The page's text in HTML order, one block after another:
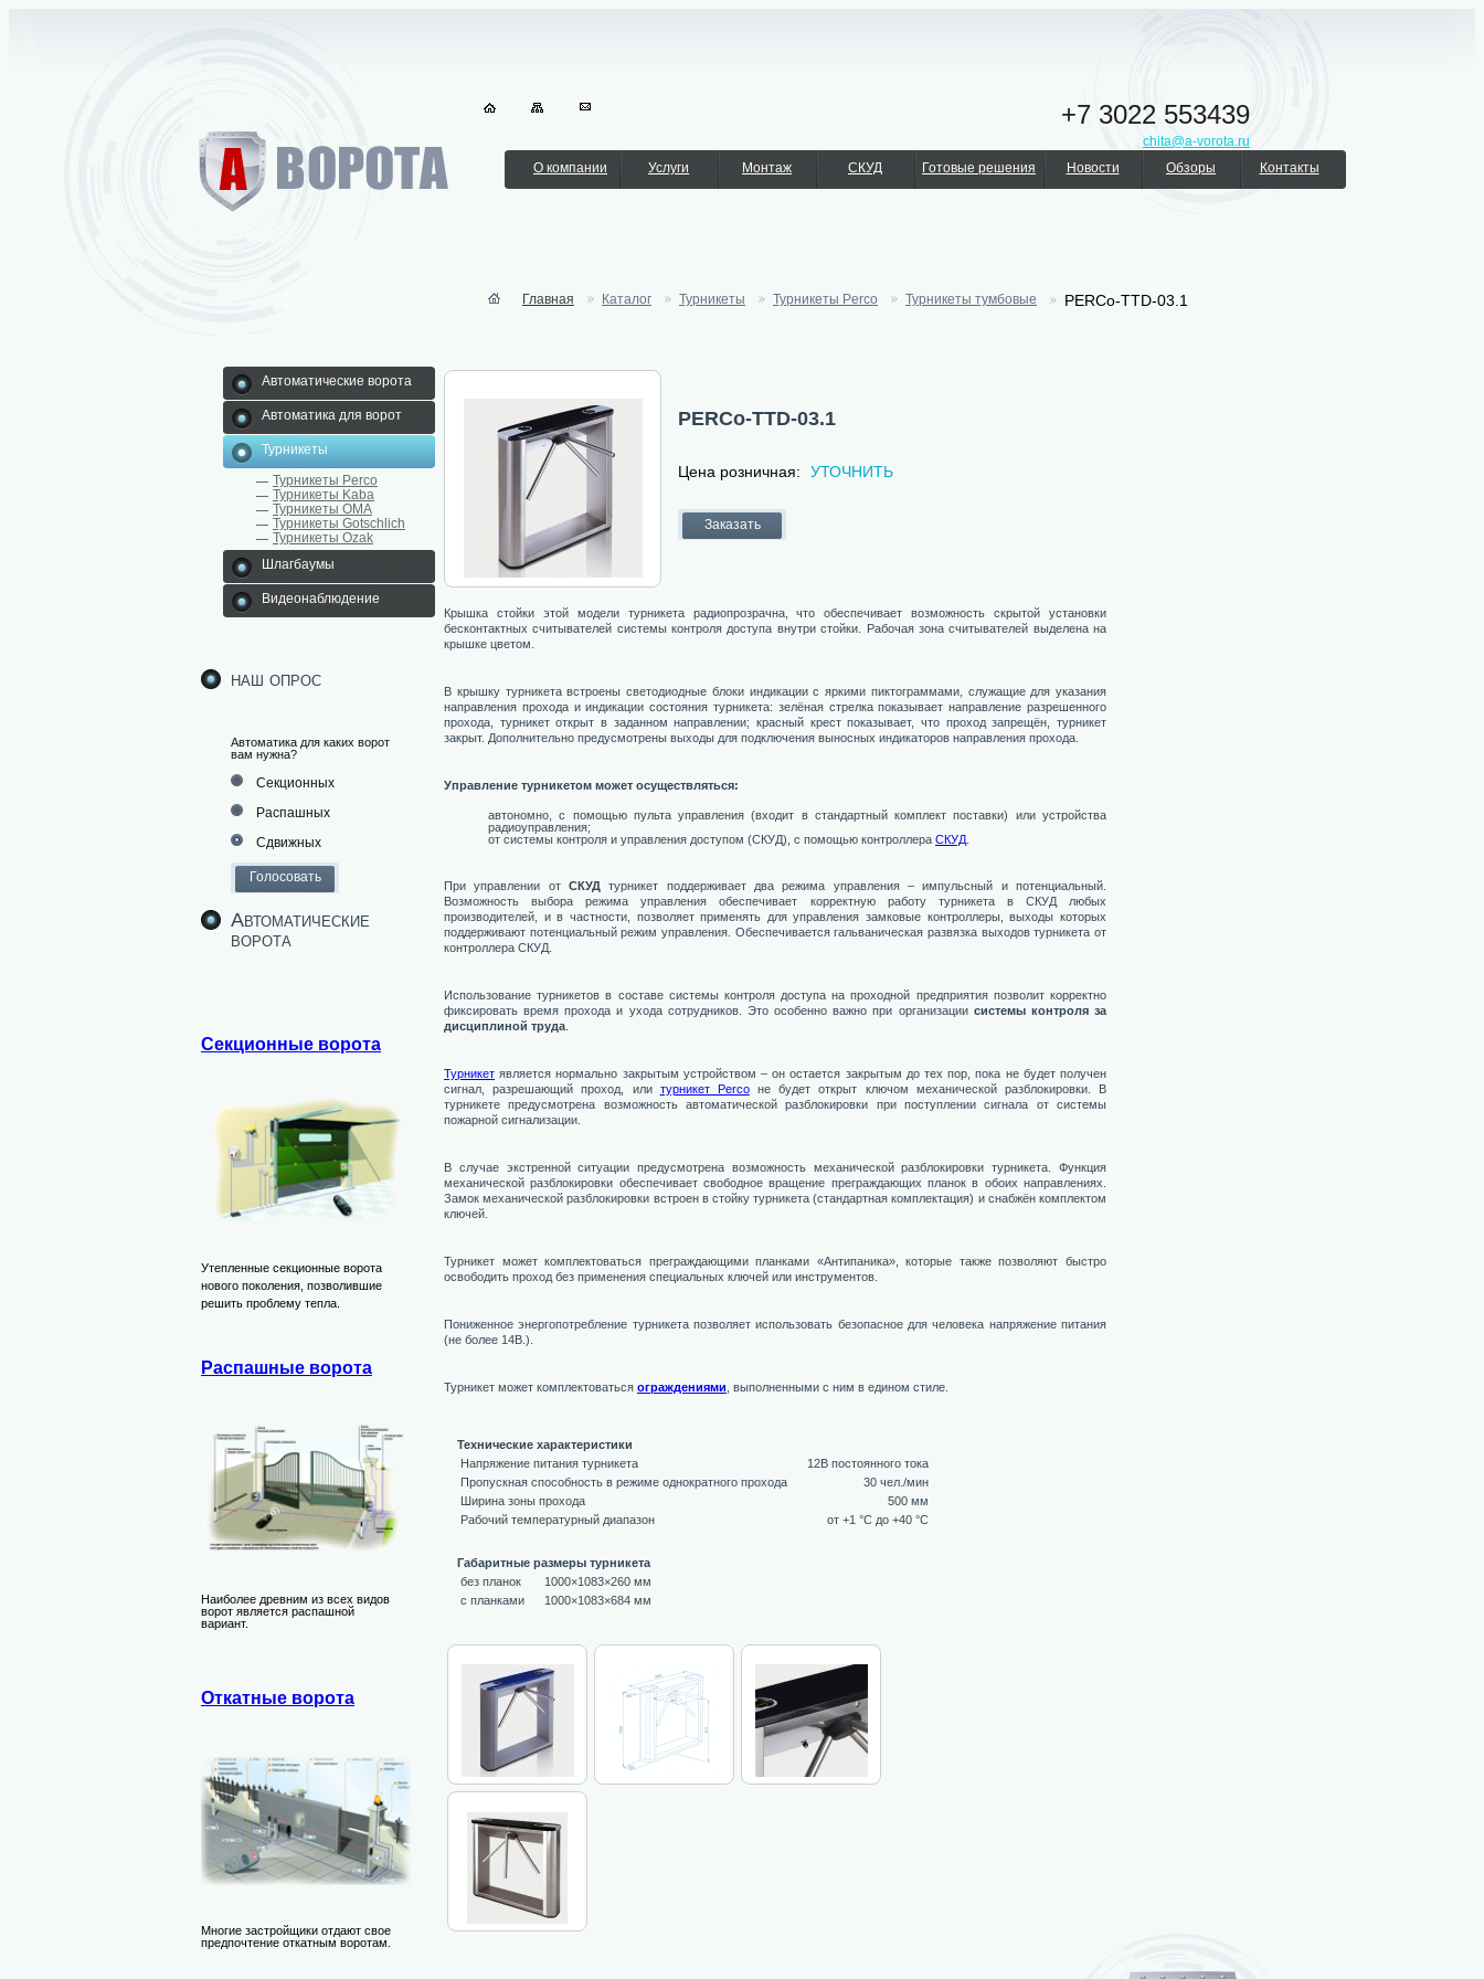
+7 3022 553439
chita@a-vorota.ru
О компании
Услуги Монтаж СКУД Готовые решения Новости Обзоры Контакты
Автоматические ворота
Автоматика для ворот
Турникеты
Турникеты Perco
Турникеты Kaba
Турникеты ОМА
Турникеты Gotschlich
Турникеты Ozak
Шлагбаумы
Видеонаблюдение
наш опрос
Автоматика для каких ворот
вам нужна?
Секционных
Распашных
Сдвижных
Автоматические
ворота
Секционные ворота
Утепленные секционные ворота
нового поколения, позволившие
решить проблему тепла.
Распашные ворота
Наиболее древним из всех видов
ворот является распашной
вариант.
Откатные ворота
Многие застройщики отдают свое
предпочтение откатным воротам.
Главная Каталог Турникеты Турникеты Perco Турникеты тумбовые PERCo-TTD-03.1
PERCo-TTD-03.1
Цена розничная: УТОЧНИТЬ
Крышка стойки этой модели турникета радиопрозрачна, что обеспечивает возможность скрытой установки
бесконтактных считывателей системы контроля доступа внутри стойки. Рабочая зона считывателей выделена на
крышке цветом.
В крышку турникета встроены светодиодные блоки индикации с яркими пиктограммами, служащие для указания
направления прохода и индикации состояния турникета: зелёная стрелка показывает направление разрешенного
прохода, турникет открыт в заданном направлении; красный крест показывает, что проход запрещён, турникет
закрыт. Дополнительно предусмотрены выходы для подключения выносных индикаторов направления прохода.
Управление турникетом может осуществляться:
автономно, с помощью пульта управления (входит в стандартный комплект поставки) или устройства
радиоуправления;
от системы контроля и управления доступом (СКУД), с помощью контроллера СКУД
При управлении от СКУД турникет поддерживает два режима управления – импульсный и потенциальный.
Возможность выбора режима управления обеспечивает корректную работу турникета в СКУД любых
производителей, и в частности, позволяет применять для управления замковые контроллеры, выходы которых
поддерживают потенциальный режим управления. Обеспечивается гальваническая развязка выходов турникета от
контроллера СКУД.
Использование турникетов в составе системы контроля доступа на проходной предприятия позволит корректно
фиксировать время прохода и ухода сотрудников. Это особенно важно при организации системы контроля за
дисциплиной труда
Турникет является нормально закрытым устройством – он остается закрытым до тех пор, пока не будет получен
сигнал, разрешающий проход, или турникет Percoне будет открыт ключом механической разблокировки. В
турникете предусмотрена возможность автоматической разблокировки при поступлении сигнала от системы
пожарной сигнализации.
В случае экстренной ситуации предусмотрена возможность механической разблокировки турникета. Функция
механической разблокировки обеспечивает свободное вращение преграждающих планок в обоих направлениях.
Замок механической разблокировки встроен в стойку турникета (стандартная комплектация) и снабжён комплектом
ключей.
Турникет может комплектоваться преграждающими планками «Антипаника», которые также позволяют быстро
освободить проход без применения специальных ключей или инструментов.
Пониженное энергопотребление турникета позволяет использовать безопасное для человека напряжение питания
(не более 14В.).
Турникет может комплектоваться ограждениями , выполненными с ним в едином стиле.
Технические характеристики
Напряжение питания турникета
12B постоянного тока
Пропускная способность в режиме однократного прохода
30 чел./мин
Ширина зоны прохода
500 мм
Рабочий температурный диапазон
от +1 °C до +40 °C
Габаритные размеры турникета
без планок
1000×1083×260 мм
с планками
1000×1083×684 мм